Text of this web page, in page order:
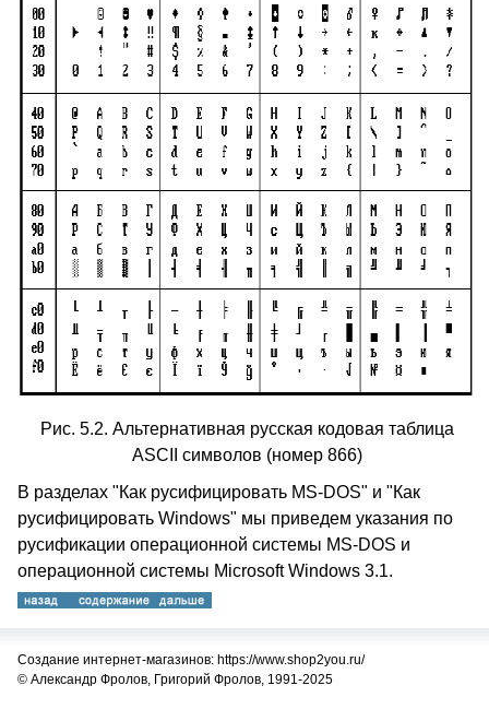
Рис. 5.2. Альтернативная русская кодовая таблица
ASCII символов (номер 866)
В разделах "Как русифицировать MS-DOS" и "Как
русифицировать Windows" мы приведем указания по
русификации операционной системы MS-DOS и
операционной системы Microsoft Windows 3.1.
Создание интернет-магазинов: https://www.shop2you.ru/
© Александр Фролов, Григорий Фролов, 1991-2025